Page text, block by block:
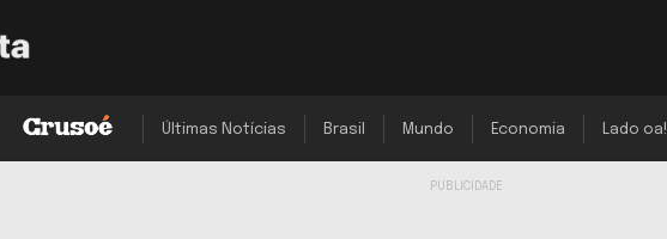
Últimas Notícias Brasil Mundo Economia Lado oa!